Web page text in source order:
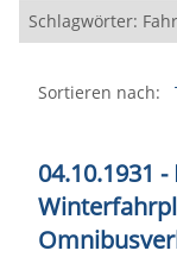
Schlagwörter:
Sortieren nach:
04.10.1931